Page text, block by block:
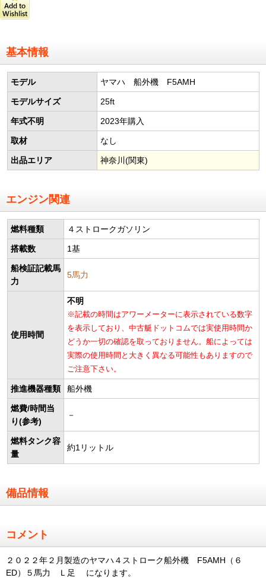
基本情報
モデル ヤマハ 船外機 F5AMH
モデルサイズ 25ft
年式不明 2023年購入
取材 なし
出品エリア 神奈川(関東)
エンジン関連
燃料種類 ４ストロークガソリン
搭載数 1基
船検証記載馬
力
5馬力
使用時間
不明
※記載の時間はアワーメーターに表示されている数字
を表示しており、中古艇ドットコムでは実使用時間か
どうか一切の確認を取っておりません。船によっては
実際の使用時間と大きく異なる可能性もありますので
ご注意下さい。
推進機器種類 船外機
燃費/時間当
り(参考)
－
燃料タンク容
量
約1リットル
備品情報
コメント
２０２２年２月製造のヤマハ４ストローク船外機 F5AMH（６
ED）５馬力 Ｌ足 になります。